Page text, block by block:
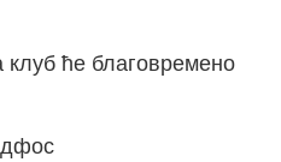
ће благовремено